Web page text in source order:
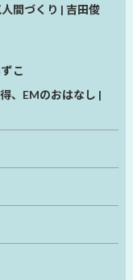
間づくり | 吉田俊
こ
、EMのおはなし |